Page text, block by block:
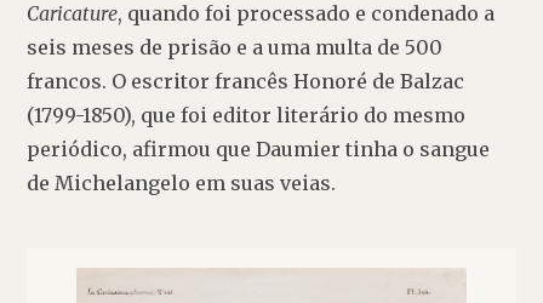
Caricature, quando foi processado e condenado a
seis meses de prisão e a uma multa de 500
francos. O escritor francês Honoré de Balzac
(1799-1850), que foi editor literário do mesmo
periódico, afirmou que Daumier tinha o sangue
de Michelangelo em suas veias.